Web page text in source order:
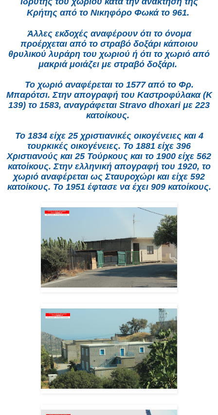
Κρήτης από το Νικηφόρο Φωκάτο 961.
Άλλες εκδοχές αναφέρουν ότι το όνομα
προέρχεται από το στραβό δοξάρι κάποιου
θρυλικού λυράρη του χωριού ή ότι το χωριό από
μακριά μοιάζει με στραβό δοξάρι.
Το χωριό αναφέρεται το 1577 από το Φρ.
Μπαρότσι. Στην απογραφή του Καστροφύλακα (Κ
139) το 1583, αναγράφεται Stravo dhoxari με 223
κατοίκους.
Το 1834 είχε 25 χριστιανικές οικογένειες και 4
τουρκικές οικογένειες. Το 1881 είχε 396
Χριστιανούς και 25 Τούρκους και το 1900 είχε 562
κατοίκους. Στην ελληνική απογραφή του 1920, το
χωριό αναφέρεται ως Σταυροχώρι και είχε 592
κατοίκους. Το 1951 έφτασε να έχει 909 κατοίκους.